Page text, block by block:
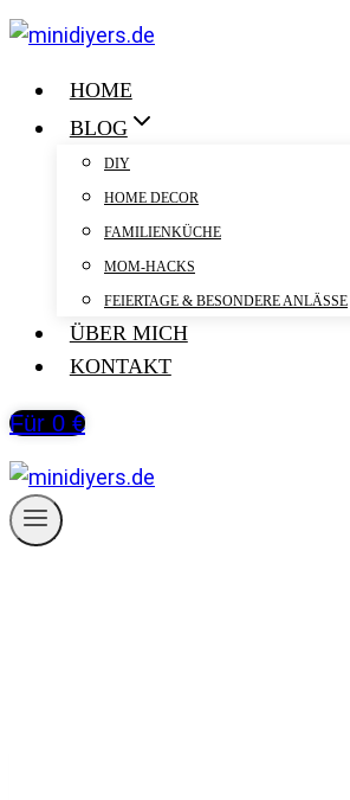
Zum
springenHOME
BLOG
DIY
HOME DECOR
FAMILIENKÜCHE
MOM-HACKS
FEIERTAGE & BESONDERE ANLÄSSE
ÜBER MICH
KONTAKT
Für 0 €